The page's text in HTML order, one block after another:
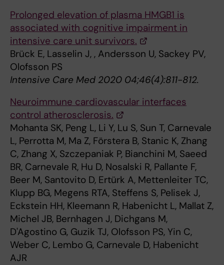
Prolonged elevation of plasma HMGB1 is
associated with cognitive impairment in
intensive care unit survivors.
Brück E, Lasselin J, , Andersson U, Sackey PV,
Olofsson PS
Intensive Care Med 2020 04;46(4):811-812.
Neuroimmune cardiovascular interfaces
control atherosclerosis.
Mohanta SK, Peng L, Li Y, Lu S, Sun T, Carnevale
L, Perrotta M, Ma Z, Förstera B, Stanic K, Zhang
C, Zhang X, Szczepaniak P, Bianchini M, Saeed
BR, Carnevale R, Hu D, Nosalski R, Pallante F,
Beer M, Santovito D, Ertürk A, Mettenleiter TC,
Klupp BG, Megens RTA, Steffens S, Pelisek J,
Eckstein HH, Kleemann R, Habenicht L, Mallat Z,
Michel JB, Bernhagen J, Dichgans M,
D'Agostino G, Guzik TJ, Olofsson PS, Yin C,
Weber C, Lembo G, Carnevale D, Habenicht
AJR